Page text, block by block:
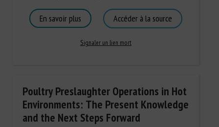
En savoir plus Accéder à la source
Signaler un lien mort
Poultry Preslaughter Operations in Hot
Environments: The Present Knowledge
and the Next Steps Forward